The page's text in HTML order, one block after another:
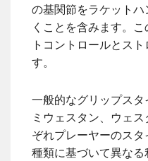
の基関節をラケット
くことを含みます。
トコントロールとス
す。
一般的なグリップス
ミウェスタン、ウェ
ぞれプレーヤーのス
種類に基づいて異な